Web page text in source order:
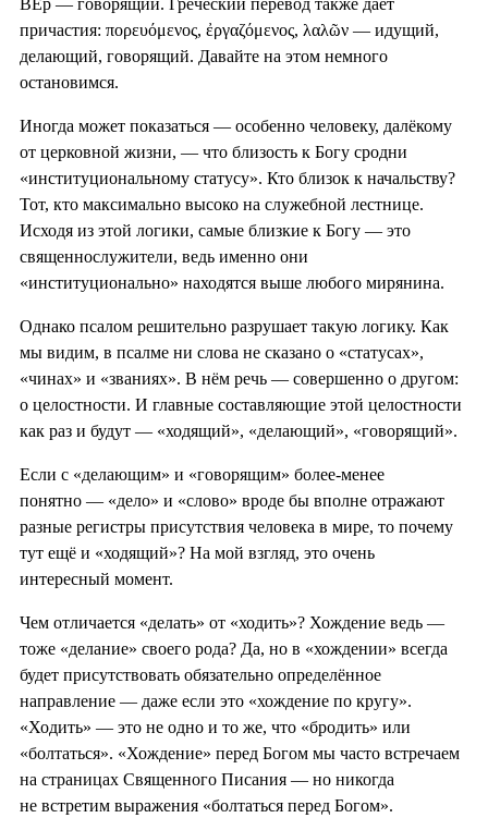
ВЕ́р — говорящий. Греческий перевод также дает
причастия: πορευόμενος, ἐργαζόμενος, λαλῶν — идущий,
делающий, говорящий. Давайте на этом немного
остановимся.
Иногда может показаться — особенно человеку, далёкому
от церковной жизни, — что близость к Богу сродни
«институциональному статусу». Кто близок к начальству?
Тот, кто максимально высоко на служебной лестнице.
Исходя из этой логики, самые близкие к Богу — это
священнослужители, ведь именно они
«институционально» находятся выше любого мирянина.
Однако псалом решительно разрушает такую логику. Как
мы видим, в псалме ни слова не сказано о «статусах»,
«чинах» и «званиях». В нём речь — совершенно о другом:
о целостности. И главные составляющие этой целостности
как раз и будут — «ходящий», «делающий», «говорящий».
Если с «делающим» и «говорящим» более-менее
понятно — «дело» и «слово» вроде бы вполне отражают
разные регистры присутствия человека в мире, то почему
тут ещё и «ходящий»? На мой взгляд, это очень
интересный момент.
Чем отличается «делать» от «ходить»? Хождение ведь —
тоже «делание» своего рода? Да, но в «хождении» всегда
будет присутствовать обязательно определённое
направление — даже если это «хождение по кругу».
«Ходить» — это не одно и то же, что «бродить» или
«болтаться». «Хождение» перед Богом мы часто встречаем
на страницах Священного Писания — но никогда
не встретим выражения «болтаться перед Богом».